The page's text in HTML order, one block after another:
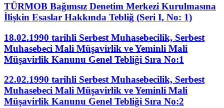
TÜRMOB Bağımsız Denetim Merkezi Kurulmasına
İlişkin Esaslar Hakkında Tebliğ (Seri I, No: 1)
18.02.1990 tarihli Serbest Muhasebecilik, Serbest
Muhasebeci Mali Müşavirlik ve Yeminli Mali
Müşavirlik Kanunu Genel Tebliği Sıra No:1
22.02.1990 tarihli Serbest Muhasebecilik, Serbest
Muhasebeci Mali Müşavirlik ve Yeminli Mali
Müşavirlik Kanunu Genel Tebliği Sıra No:2